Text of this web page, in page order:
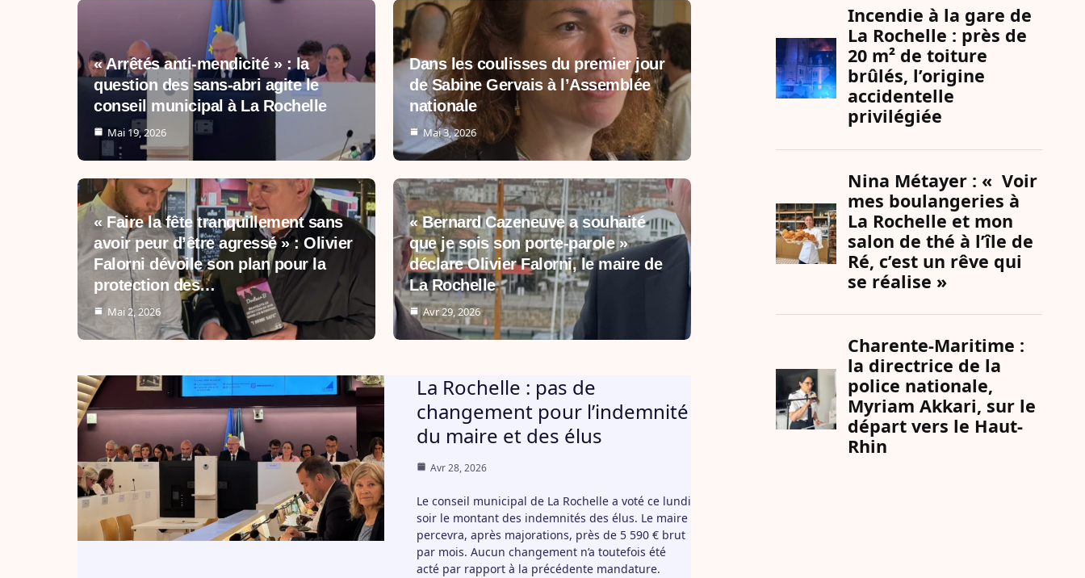
« Arrêtés anti-mendicité » : la
question des sans-abri agite le
conseil municipal à La Rochelle
Mai 19, 2026
Dans les coulisses du premier jour
de Sabine Gervais à l’Assemblée
nationale
Mai 3, 2026
« Faire la fête tranquillement sans
avoir peur d’être agressé » : Olivier
Falorni dévoile son plan pour la
protection des…
Mai 2, 2026
« Bernard Cazeneuve a souhaité
que je sois son porte-parole »
déclare Olivier Falorni, le maire de
La Rochelle
Avr 29, 2026
La Rochelle : pas de
changement pour l’indemnité
du maire et des élus
Avr 28, 2026
Le conseil municipal de La Rochelle a voté ce lundi
soir le montant des indemnités des élus. Le maire
percevra, après majorations, près de 5 590 € brut
par mois. Aucun changement n’a toutefois été
acté par rapport à la précédente mandature.